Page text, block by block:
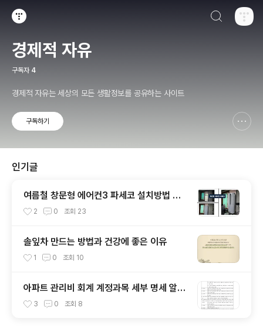
경제적 자유
구독자 4
경제적 자유는 세상의 모든 생활정보를 공유하는 사이트
구독하기
인기글
여름철 창문형 에어컨3 파세코 설치방법 및
한달 전기료 계산
2 0 조회 23
솔잎차 만드는 방법과 건강에 좋은 이유
1 0 조회 10
아파트 관리비 회계 계정과목 세부 명세 알아
보기
3 0 조회 8